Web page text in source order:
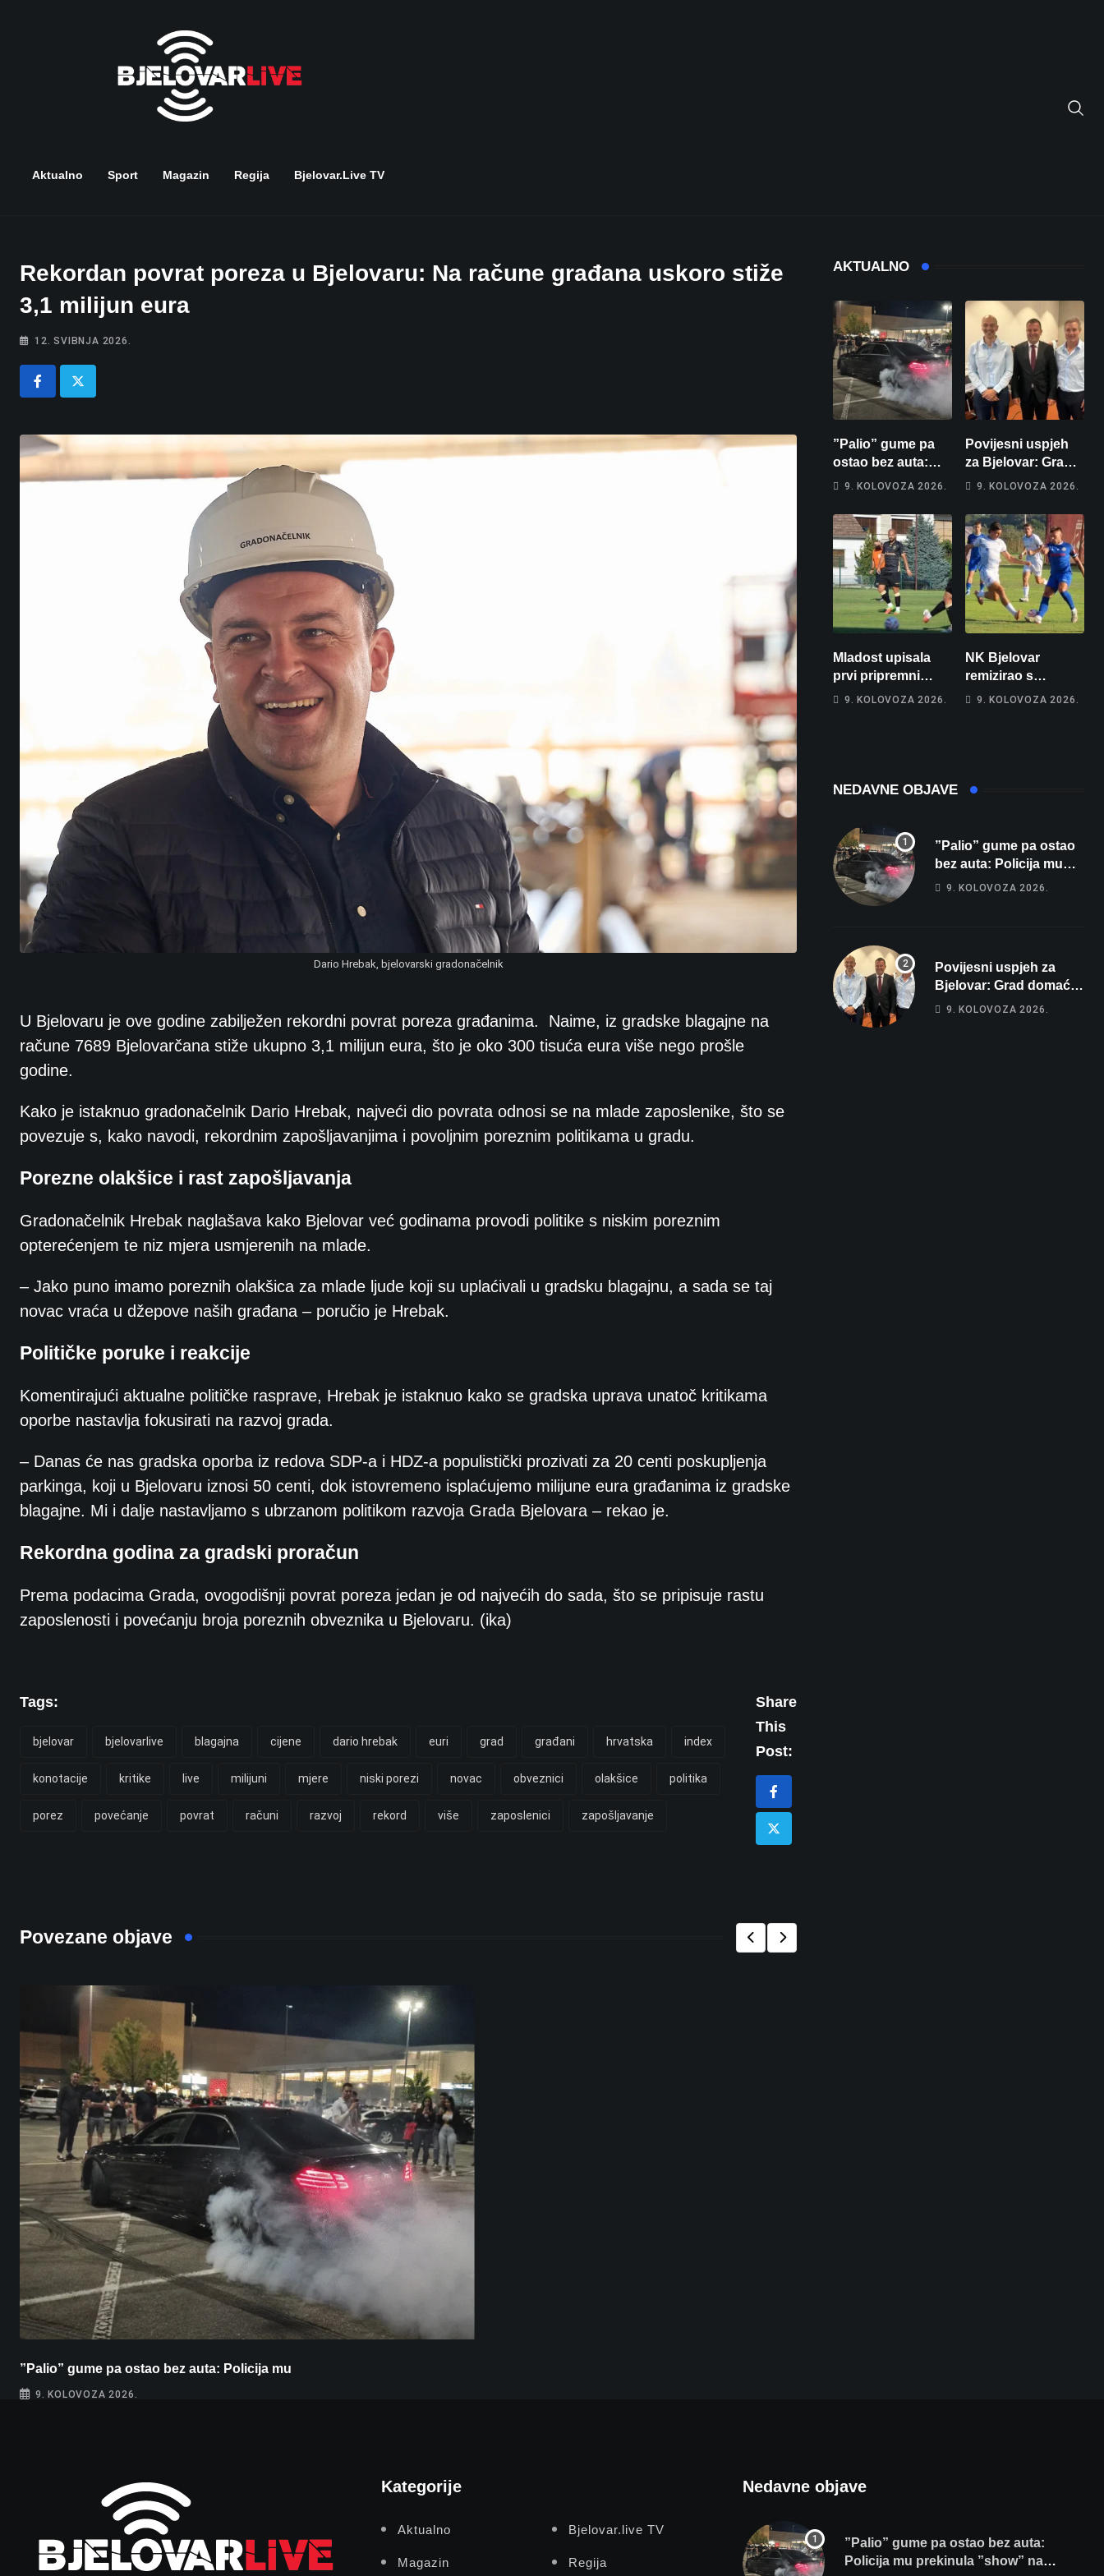
Aktualno Sport Magazin Regija Bjelovar.live TV
Rekordan povrat poreza u Bjelovaru: Na račune građana uskoro stiže
3,1 milijun eura
12. SVIBNJA 2026.
Dario Hrebak, bjelovarski gradonačelnik
U Bjelovaru je ove godine zabilježen rekordni povrat poreza građanima. Naime, iz gradske blagajne na
račune 7689 Bjelovarčana stiže ukupno 3,1 milijun eura, što je oko 300 tisuća eura više nego prošle
godine.
Kako je istaknuo gradonačelnik Dario Hrebak, najveći dio povrata odnosi se na mlade zaposlenike, što se
povezuje s, kako navodi, rekordnim zapošljavanjima i povoljnim poreznim politikama u gradu.
Porezne olakšice i rast zapošljavanja
Gradonačelnik Hrebak naglašava kako Bjelovar već godinama provodi politike s niskim poreznim
opterećenjem te niz mjera usmjerenih na mlade.
– Jako puno imamo poreznih olakšica za mlade ljude koji su uplaćivali u gradsku blagajnu, a sada se taj
novac vraća u džepove naših građana – poručio je Hrebak.
Političke poruke i reakcije
Komentirajući aktualne političke rasprave, Hrebak je istaknuo kako se gradska uprava unatoč kritikama
oporbe nastavlja fokusirati na razvoj grada.
– Danas će nas gradska oporba iz redova SDP-a i HDZ-a populistički prozivati za 20 centi poskupljenja
parkinga, koji u Bjelovaru iznosi 50 centi, dok istovremeno isplaćujemo milijune eura građanima iz gradske
blagajne. Mi i dalje nastavljamo s ubrzanom politikom razvoja Grada Bjelovara – rekao je.
Rekordna godina za gradski proračun
Prema podacima Grada, ovogodišnji povrat poreza jedan je od najvećih do sada, što se pripisuje rastu
zaposlenosti i povećanju broja poreznih obveznika u Bjelovaru. (ika)
Tags:
bjelovar bjelovarlive blagajna cijene dario hrebak euri grad građani hrvatska index
konotacije kritike live milijuni mjere niski porezi novac obveznici olakšice politika
porez povećanje povrat računi razvoj rekord više zaposlenici zapošljavanje
Share
This
Post:
Povezane objave
”Palio” gume pa ostao bez auta: Policija mu
9. KOLOVOZA 2026.
AKTUALNO
”Palio” gume pa
ostao bez auta:
Policija mu
na parkingu u
Bjelovaru
9. KOLOVOZA 2026.
Povijesni uspjeh
za Bjelovar: Grad
domaćin
juniorskog
prvenstva u
plivanju 2027!
9. KOLOVOZA 2026.
Mladost upisala
prvi pripremni
poraz
9. KOLOVOZA 2026.
NK Bjelovar
remizirao s
Križevčanima
9. KOLOVOZA 2026.
NEDAVNE OBJAVE
”Palio” gume pa ostao
bez auta: Policija mu
prekinula ”show” na
9. KOLOVOZA 2026.
Povijesni uspjeh za
Bjelovar: Grad domaćin
Europskog juniorskog
9. KOLOVOZA 2026.
Kategorije
Aktualno Bjelovar.live TV
Magazin Regija
Nedavne objave
”Palio” gume pa ostao bez auta:
Policija mu prekinula ”show” na